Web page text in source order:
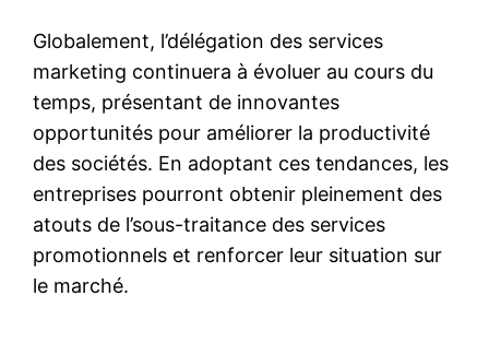
Globalement, l’délégation des services
marketing continuera à évoluer au cours du
temps, présentant de innovantes
opportunités pour améliorer la productivité
des sociétés. En adoptant ces tendances, les
entreprises pourront obtenir pleinement des
atouts de l’sous-traitance des services
promotionnels et renforcer leur situation sur
le marché.